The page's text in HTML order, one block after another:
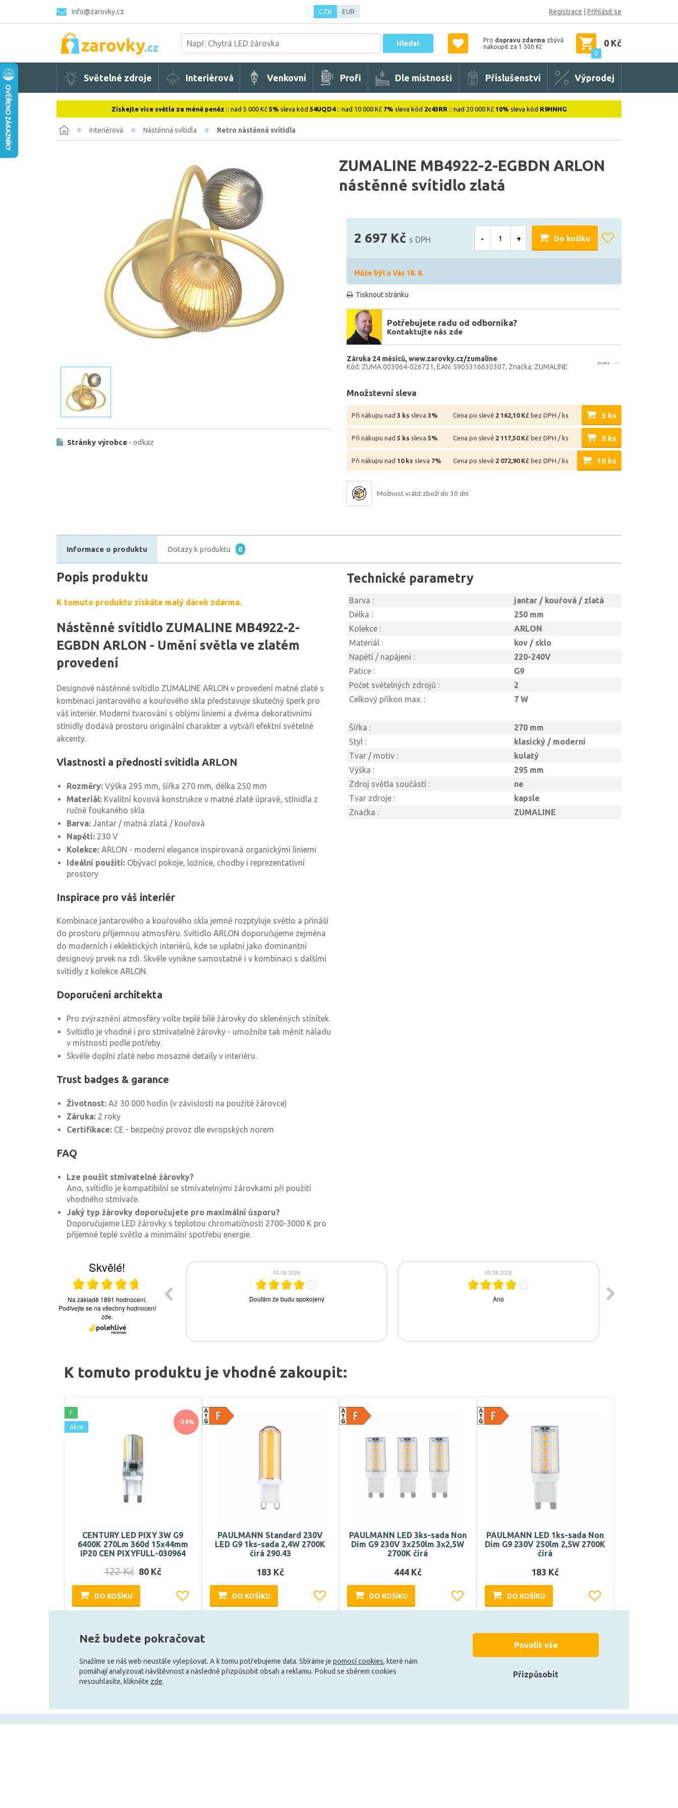
info@zarovky.cz CZK EUR Registrace Přihlásit se
Hledat Pro dopravu zdarma zbývá
nakoupit za 1 500 Kč
0
0 Kč
Světelné zdroje Interiérová Venkovní Profi Dle místnosti Příslušenství Výprodej
Získejte více světla za méně peněz :: nad 5 000 Kč 5% sleva kód 54UQD4:: nad 10 000 Kč 7% sleva kód 2c43RR :: nad 20 000 Kč 10% sleva kód R9HNHG
Interiérová Nástěnná svítidla Retro nástěnná svítidla
ZUMALINE MB4922-2-EGBDN ARLON
nástěnné svítidlo zlatá
Stránky výrobce - odkaz
2 697 Kč s DPH - + Do košíku
Může být u Vás 18. 8.
Tisknout stránku
Potřebujete radu od odborníka?
Kontaktujte nás zde
Záruka 24 měsíců www.zarovky.cz/zumaline
Kód: ZUMA 003064-026721 EAN: 5905316630307 Značka: ZUMALINE
Množstevní sleva
Při nákupu nad 3 ks sleva 3% Cena po slevě 2 162,10 Kč bez DPH / ks 3 ks
Při nákupu nad 5 ks sleva 5% Cena po slevě 2 117,50 Kč bez DPH / ks 5 ks
Při nákupu nad 10 ks sleva 7% Cena po slevě 2 072,90 Kč bez DPH / ks 10 ks
Možnost vrátit zboží do 30 dní
Informace o produktu Dotazy k produktu 0
Popis produktu
K tomuto produktu získáte malý dárek zdarma.
Nástěnné svítidlo ZUMALINE MB4922-2-
EGBDN ARLON - Umění světla ve zlatém
provedení
Designové nástěnné svítidlo ZUMALINE ARLON v provedení matné zlaté s
kombinací jantarového a kouřového skla představuje skutečný šperk pro
váš interiér. Moderní tvarování s oblými liniemi a dvěma dekorativními
stínidly dodává prostoru originální charakter a vytváří efektní světelné
akcenty.
Vlastnosti a přednosti svítidla ARLON
Rozměry: Výška 295 mm, šířka 270 mm, délka 250 mm
Materiál: Kvalitní kovová konstrukce v matné zlaté úpravě, stínidla z
ručně foukaného skla
Barva: Jantar / matná zlatá / kouřová
Napětí: 230 V
Kolekce: ARLON - moderní elegance inspirovaná organickými liniemi
Ideální použití: Obývací pokoje, ložnice, chodby i reprezentativní
prostory
Inspirace pro váš interiér
Kombinace jantarového a kouřového skla jemně rozptyluje světlo a přináší
do prostoru příjemnou atmosféru. Svítidlo ARLON doporučujeme zejména
do moderních i eklektických interiérů, kde se uplatní jako dominantní
designový prvek na zdi. Skvěle vynikne samostatně i v kombinaci s dalšími
svítidly z kolekce ARLON.
Doporučení architekta
Pro zvýraznění atmosféry volte teplé bílé žárovky do skleněných stínítek.
Svítidlo je vhodné i pro stmívatelné žárovky - umožníte tak měnit náladu
v místnosti podle potřeby.
Skvěle doplní zlaté nebo mosazné detaily v interiéru.
Trust badges & garance
Životnost: Až 30 000 hodin (v závislosti na použité žárovce)
Záruka: 2 roky
Certifikace: CE - bezpečný provoz dle evropských norem
FAQ
Lze použít stmívatelné žárovky?
Ano, svítidlo je kompatibilní se stmívatelnými žárovkami při použití
vhodného stmívače.
Jaký typ žárovky doporučujete pro maximální úsporu?
Doporučujeme LED žárovky s teplotou chromatičnosti 2700-3000 K pro
příjemné teplé světlo a minimální spotřebu energie.
Technické parametry
Barva :
jantar / kouřová / zlatá
Délka :
250 mm
Kolekce :
ARLON
Materiál :
kov / sklo
Napětí / napájení :
220-240V
Patice :
G9
Počet světelných zdrojů :
2
Celkový příkon max. :
7 W
Šířka :
270 mm
Styl :
klasický / moderní
Tvar / motiv :
kulatý
Výška :
295 mm
Zdroj světla součástí :
ne
Tvar zdroje :
kapsle
Značka :
ZUMALINE
K tomuto produktu je vhodné zakoupit:
-34%
F
Akce
CENTURY LED PIXY 3W G9
6400K 270Lm 360d 15x44mm
IP20 CEN PIXYFULL-030964
122 Kč 80 Kč
DO KOŠÍKU
PAULMANN Standard 230V
LED G9 1ks-sada 2,4W 2700K
čirá 290.43
183 Kč
DO KOŠÍKU
PAULMANN LED 3ks-sada Non
Dim G9 230V 3x250lm 3x2,5W
2700K čirá
444 Kč
DO KOŠÍKU
PAULMANN LED 1ks-sada Non
Dim G9 230V 250lm 2,5W 2700K
čirá
183 Kč
DO KOŠÍKU
Načíst další
Než budete pokračovat
Snažíme se náš web neustále vylepšovat. A k tomu potřebujeme data. Sbíráme je pomocí cookies, které nám
pomáhají analyzovat návštěvnost a následně přizpůsobit obsah a reklamu. Pokud se sběrem cookies
nesouhlasíte, klikněte zde.
Přizpůsobit
Povolit vše